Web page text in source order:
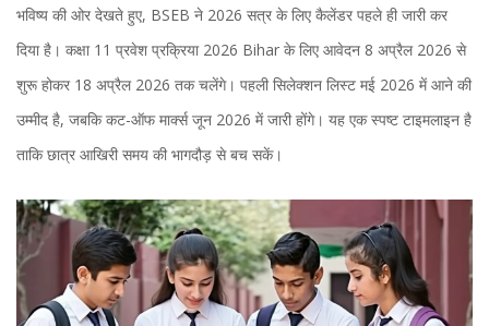
भविष्य की ओर देखते हुए, BSEB ने 2026 सत्र के लिए कैलेंडर पहले ही जारी कर
दिया है। कक्षा 11 प्रवेश प्रक्रिया 2026 Bihar के लिए आवेदन 8 अप्रैल 2026 से
शुरू होकर 18 अप्रैल 2026 तक चलेंगे। पहली सिलेक्शन लिस्ट मई 2026 में आने की
उम्मीद है, जबकि कट-ऑफ मार्क्स जून 2026 में जारी होंगे। यह एक स्पष्ट टाइमलाइन है
ताकि छात्र आखिरी समय की भागदौड़ से बच सकें।